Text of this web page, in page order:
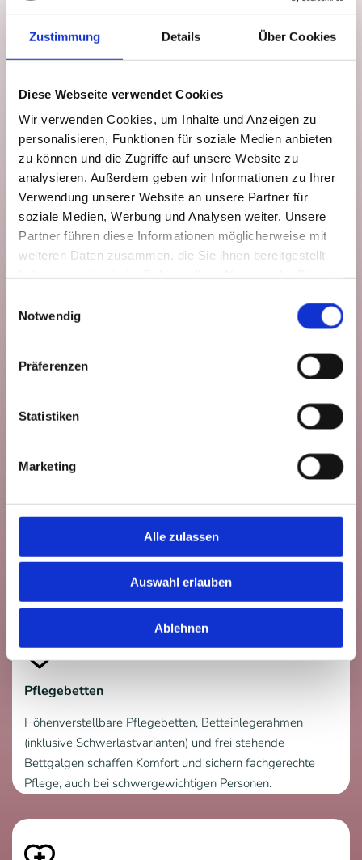
Zustimmung Details Über Cookies
Diese Webseite verwendet Cookies
Wir verwenden Cookies, um Inhalte und Anzeigen zu
personalisieren, Funktionen für soziale Medien anbieten
zu können und die Zugriffe auf unsere Website zu
analysieren. Außerdem geben wir Informationen zu Ihrer
Verwendung unserer Website an unsere Partner für
soziale Medien, Werbung und Analysen weiter. Unsere
Partner führen diese Informationen möglicherweise mit
weiteren Daten zusammen, die Sie ihnen bereitgestellt
Notwendig
Präferenzen
Statistiken
Marketing
Alle zulassen
Auswahl erlauben
Ablehnen
Rollatoren
Verschiedene Rollatoren-Modelle (Standardrollatoren,
Leichtgewichtsrollatoren, Schwerlastrollatoren,
Arthritisrollatoren und Gehwagen) bieten Unterstützung
beim Gehen und verbessern die Mobilität im Alltag.
Rollstühle
(Standardfaltfahrer, Leichtgewichtfaltfahrer,
elektrisch betriebene Varianten (Elektrorollstühle und
Antriebe
Mit Brems- und Schiebehilfen oder Radnabenantrieben
lassen sich zulasten lose Rollstühle schnell und einfach
elektrifizieren, sodass das Manövrieren leichter fällt.
Pflegebetten
Höhenverstellbare Pflegebetten, Betteinlegerahmen
(inklusive Schwerlastvarianten) und frei stehende
Bettgalgen schaffen Komfort und sichern fachgerechte
Pflege, auch bei schwergewichtigen Personen.